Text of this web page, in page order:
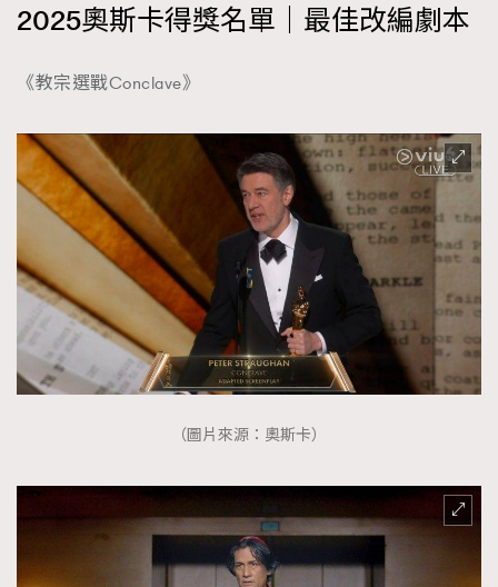
2025奧斯卡得獎名單｜最佳改編劇本
《教宗選戰Conclave》
（圖片來源：奧斯卡）